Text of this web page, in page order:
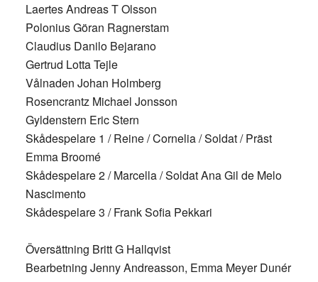
Laertes Andreas T Olsson
Polonius Göran Ragnerstam
Claudius Danilo Bejarano
Gertrud Lotta Tejle
Vålnaden Johan Holmberg
Rosencrantz Michael Jonsson
Gyldenstern Eric Stern
Skådespelare 1 / Reine / Cornelia / Soldat / Präst
Emma Broomé
Skådespelare 2 / Marcella / Soldat Ana Gil de Melo
Nascimento
Skådespelare 3 / Frank Sofia Pekkari
Översättning Britt G Hallqvist
Bearbetning Jenny Andreasson, Emma Meyer Dunér